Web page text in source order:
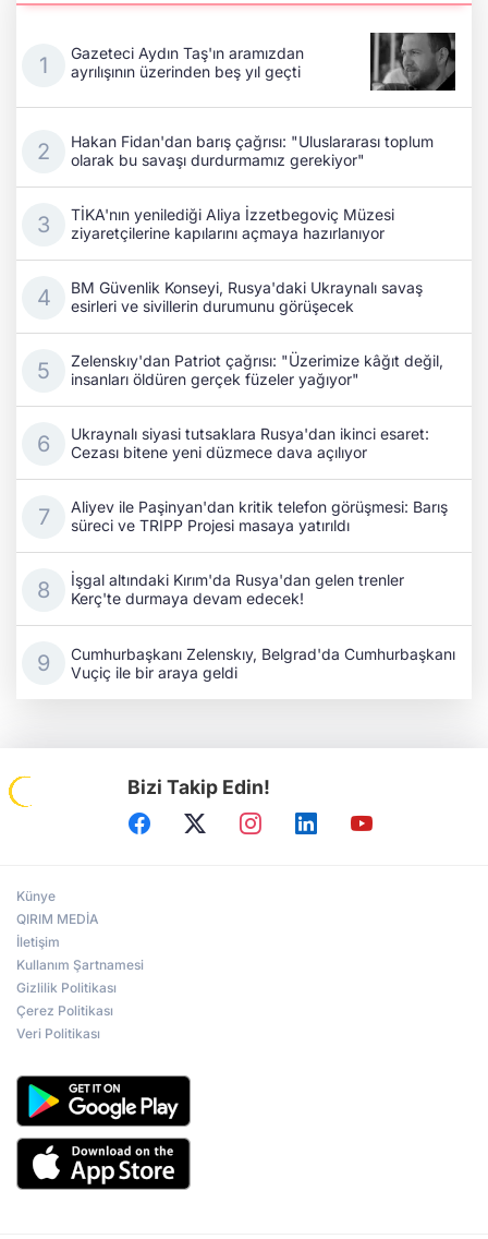
Gazeteci Aydın Taş'ın aramızdan
ayrılışının üzerinden beş yıl geçti
Hakan Fidan'dan barış çağrısı: "Uluslararası toplum
olarak bu savaşı durdurmamız gerekiyor"
TİKA'nın yenilediği Aliya İzzetbegoviç Müzesi
ziyaretçilerine kapılarını açmaya hazırlanıyor
BM Güvenlik Konseyi, Rusya'daki Ukraynalı savaş
esirleri ve sivillerin durumunu görüşecek
Zelenskıy'dan Patriot çağrısı: "Üzerimize kâğıt değil,
insanları öldüren gerçek füzeler yağıyor"
Ukraynalı siyasi tutsaklara Rusya'dan ikinci esaret:
Cezası bitene yeni düzmece dava açılıyor
Aliyev ile Paşinyan'dan kritik telefon görüşmesi: Barış
süreci ve TRIPP Projesi masaya yatırıldı
İşgal altındaki Kırım'da Rusya'dan gelen trenler
Kerç'te durmaya devam edecek!
Cumhurbaşkanı Zelenskıy, Belgrad'da Cumhurbaşkanı
Vuçiç ile bir araya geldi
Bizi Takip Edin!
Künye
QIRIM MEDİA
İletişim
Kullanım Şartnamesi
Gizlilik Politikası
Çerez Politikası
Veri Politikası